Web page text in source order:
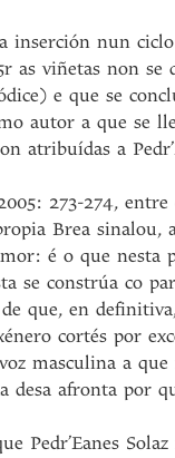
nun
as viñetas non se
e que se
autor a que se
atribuídas a
273-274,
Brea sinalou,
é o que nesta
se constrúa co
que, en
cortés por
masculina a
desa afronta por
Pedr’Eanes